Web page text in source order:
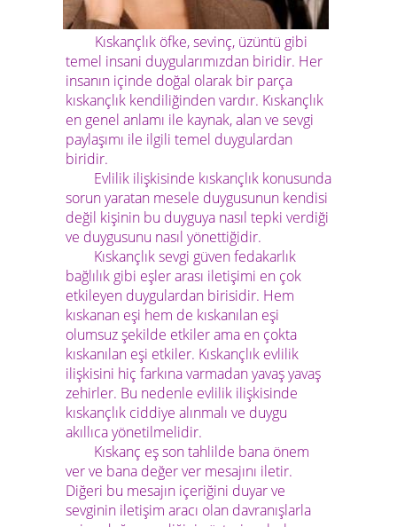
Kıskançlık öfke, sevinç, üzüntü gibi
temel insani duygularımızdan biridir. Her
insanın içinde doğal olarak bir parça
kıskançlık kendiliğinden vardır. Kıskançlık
en genel anlamı ile kaynak, alan ve sevgi
paylaşımı ile ilgili temel duygulardan
biridir.
Evlilik ilişkisinde kıskançlık konusunda
sorun yaratan mesele duygusunun kendisi
değil kişinin bu duyguya nasıl tepki verdiği
ve duygusunu nasıl yönettiğidir.
Kıskançlık sevgi güven fedakarlık
bağlılık gibi eşler arası iletişimi en çok
etkileyen duygulardan birisidir. Hem
kıskanan eşi hem de kıskanılan eşi
olumsuz şekilde etkiler ama en çokta
kıskanılan eşi etkiler. Kıskançlık evlilik
ilişkisini hiç farkına varmadan yavaş yavaş
zehirler. Bu nedenle evlilik ilişkisinde
kıskançlık ciddiye alınmalı ve duygu
akıllıca yönetilmelidir.
Kıskanç eş son tahlilde bana önem
ver ve bana değer ver mesajını iletir.
Diğeri bu mesajın içeriğini duyar ve
sevginin iletişim aracı olan davranışlarla